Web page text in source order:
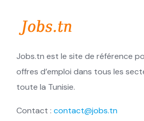
Jobs.tn est le site de référence
offres d’emploi dans tous les
toute la Tunisie.
Contact : contact@jobs.tn